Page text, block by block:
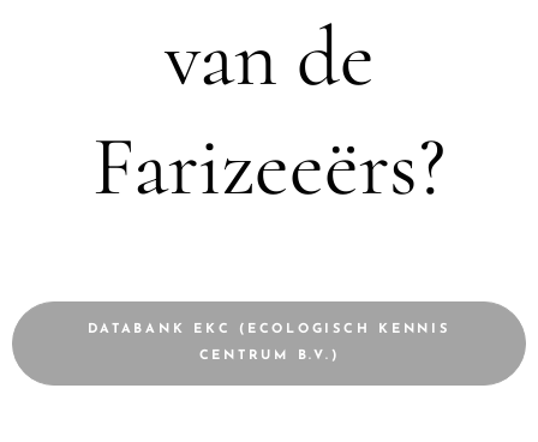
van de
Farizeeërs?
DATABANK EKC (ECOLOGISCH KENNIS
CENTRUM B.V.)